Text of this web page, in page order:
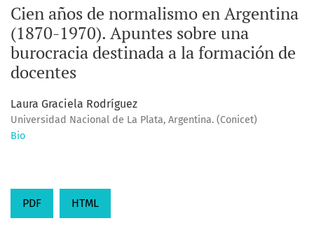
Cien años de normalismo en Argentina
(1870-1970). Apuntes sobre una
burocracia destinada a la formación de
docentes
Laura Graciela Rodríguez
Universidad Nacional de La Plata, Argentina. (Conicet)
Bio
PDF HTML